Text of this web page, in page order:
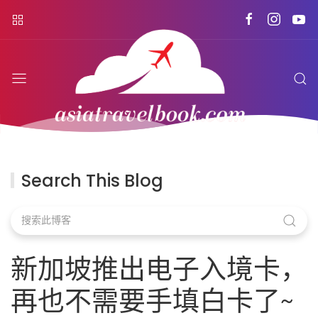
Search This Blog
新加坡推出电子入境卡，
再也不需要手填白卡了~